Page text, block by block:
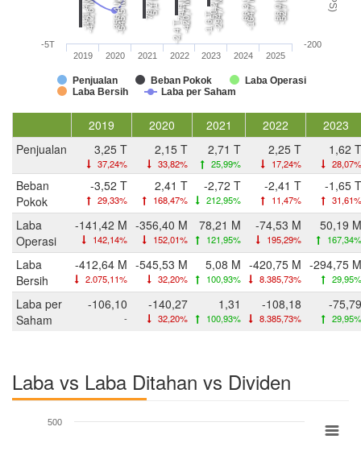
-2,4 T -1,6 T
-141,4 M -356,4 M -74,5 M -66,3 M -56,0 M
-412,6 M -545,5 M -420,7 M -294,7 M -164,7 M -52,7 M
Penjualan Beban Pokok
Laba Operasi
Laba Bersih
Laba per Saham
2019 2020 2021 2022 2023 2024 2025
-5T -200
2019 2020 2021 2022
2023
Penjualan
3,25 T
37,24%
2,15 T
33,82%
2,71 T
25,99%
2,25 T
17,24%
1,62 T
28,07%
Beban
Pokok
-3,52 T
29,33%
2,41 T
168,47%
-2,72 T
212,95%
-2,41 T
11,47%
-1,65 T
31,61%
Laba
Operasi
-141,42 M
142,14%
-356,40 M
152,01%
78,21 M
121,95%
-74,53 M
195,29%
50,19 M
167,34%
Laba
Bersih
-412,64 M
2.075,11%
-545,53 M
32,20%
5,08 M
100,93%
-420,75 M
8.385,73%
-294,75 M
29,95%
Laba per
Saham
-106,10
-
-140,27
32,20%
1,31
100,93%
-108,18
8.385,73%
-75,79
29,95%
Laba vs Laba Ditahan vs Dividen
500